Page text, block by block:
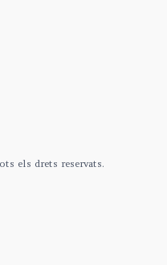
els drets reservats.